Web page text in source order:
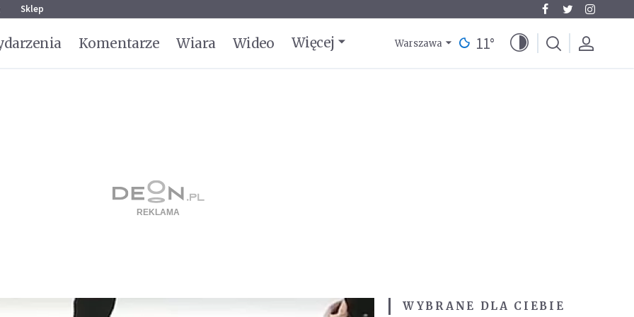
Sklep
Komentarze Wiara Wideo Więcej Warszawa 11°
WYBRANE DLA CIEBIE